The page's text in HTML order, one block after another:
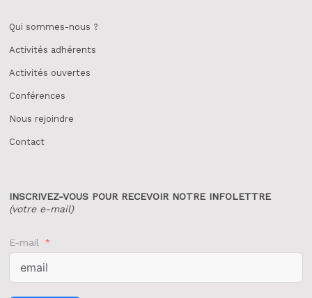
Qui sommes-nous ?
Activités adhérents
Activités ouvertes
Conférences
Nous rejoindre
Contact
INSCRIVEZ-VOUS POUR RECEVOIR NOTRE INFOLETTRE
(votre e-mail)
E-mail